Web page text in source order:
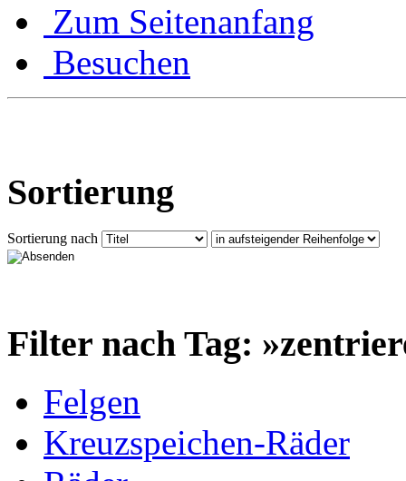
Zum Seitenanfang
Besuchen
Sortierung
Sortierung nach
Filter nach Tag:
Felgen
Kreuzspeichen-Räder